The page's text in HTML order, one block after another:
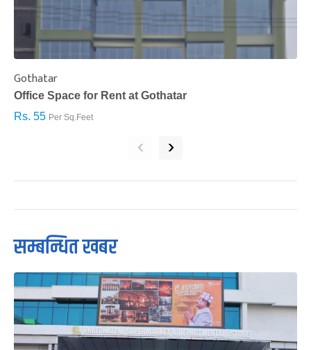
Gothatar
Office Space for Rent at Gothatar
Rs. 55 Per Sq.Feet
‹ ›
सम्बन्धित खबर